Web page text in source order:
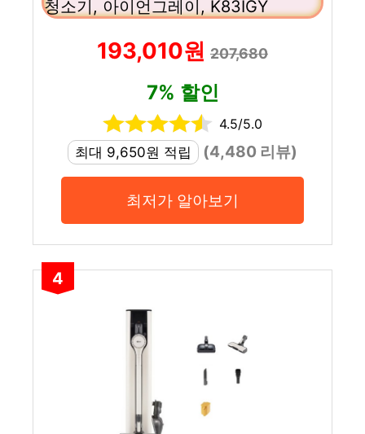
청소기, 아이언그레이, K83IGY
193,010원 207,680
7% 할인
4.5/5.0
최대 9,650원 적립
(4,480 리뷰)
최저가 알아보기
4